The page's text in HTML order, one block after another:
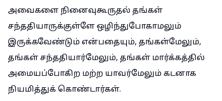
அவைகளை நினைவுகூருதல் தங்கள்
சந்ததியாருக்குள்ளே ஒழிந்துபோகாமலும்
இருக்கவேண்டும் என்பதையும், தங்கள்மேலும்,
தங்கள் சந்ததியார்மேலும், தங்கள் மார்க்கத்தில்
அமையப்போகிற மற்ற யாவர்மேலும் கடனாக
நியமித்துக் கொண்டார்கள்.